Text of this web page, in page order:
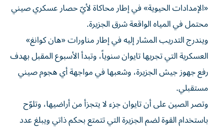
«الإمدادات الحيوية» في إطار محاكاة لأيّ حصار عسكري صيني
محتمل في المياه الواقعة شرق الجزيرة.
ويندرج التدريب المشار إليه في إطار مناورات «هان كوانغ»
العسكرية التي تجريها تايوان سنوياً، وتبدأ الأسبوع المقبل بهدف
رفع جهوز جيش الجزيرة، وشعبها في مواجهة أي هجوم صيني
مستقبلي.
وتصر الصين على أن تايوان جزء لا يتجزأ من أراضيها، وتلوّح
باستخدام القوة لضم الجزيرة التي تتمتع بحكم ذاتي ويبلغ عدد